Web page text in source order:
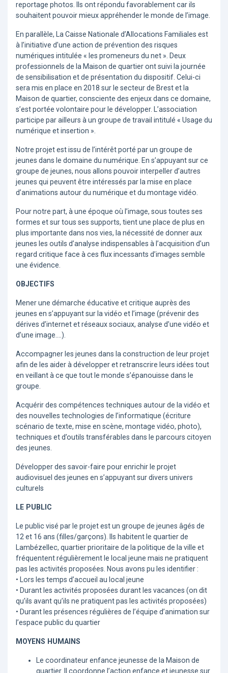
reportage photos. Ils ont répondu favorablement car ils
souhaitent pouvoir mieux appréhender le monde de l’image.
En parallèle, La Caisse Nationale d’Allocations Familiales est
à l’initiative d’une action de prévention des risques
numériques intitulée « les promeneurs du net ». Deux
professionnels de la Maison de quartier ont suivi la journée
de sensibilisation et de présentation du dispositif. Celui-ci
sera mis en place en 2018 sur le secteur de Brest et la
Maison de quartier, consciente des enjeux dans ce domaine,
s’est portée volontaire pour le développer. L’association
participe par ailleurs à un groupe de travail intitulé « Usage du
numérique et insertion ».
Notre projet est issu de l’intérêt porté par un groupe de
jeunes dans le domaine du numérique. En s’appuyant sur ce
groupe de jeunes, nous allons pouvoir interpeller d’autres
jeunes qui peuvent être intéressés par la mise en place
d’animations autour du numérique et du montage vidéo.
Pour notre part, à une époque où l’image, sous toutes ses
formes et sur tous ses supports, tient une place de plus en
plus importante dans nos vies, la nécessité de donner aux
jeunes les outils d’analyse indispensables à l’acquisition d’un
regard critique face à ces flux incessants d’images semble
une évidence.
OBJECTIFS
Mener une démarche éducative et critique auprès des
jeunes en s’appuyant sur la vidéo et l’image (prévenir des
dérives d’internet et réseaux sociaux, analyse d’une vidéo et
d’une image….).
Accompagner les jeunes dans la construction de leur projet
afin de les aider à développer et retranscrire leurs idées tout
en veillant à ce que tout le monde s’épanouisse dans le
groupe.
Acquérir des compétences techniques autour de la vidéo et
des nouvelles technologies de l’informatique (écriture
scénario de texte, mise en scène, montage vidéo, photo),
techniques et d’outils transférables dans le parcours citoyen
des jeunes.
Développer des savoir-faire pour enrichir le projet
audiovisuel des jeunes en s’appuyant sur divers univers
culturels
LE PUBLIC
Le public visé par le projet est un groupe de jeunes âgés de
12 et 16 ans (filles/garçons). Ils habitent le quartier de
Lambézellec, quartier prioritaire de la politique de la ville et
fréquentent régulièrement le local jeune mais ne pratiquent
pas les activités proposées. Nous avons pu les identifier :
• Lors les temps d’accueil au local jeune
• Durant les activités proposées durant les vacances (on dit
qu’ils avant qu’ils ne pratiquent pas les activités proposées)
• Durant les présences régulières de l’équipe d’animation sur
l’espace public du quartier
MOYENS HUMAINS
Le coordinateur enfance jeunesse de la Maison de
quartier. Il coordonne l’action enfance et jeunesse sur